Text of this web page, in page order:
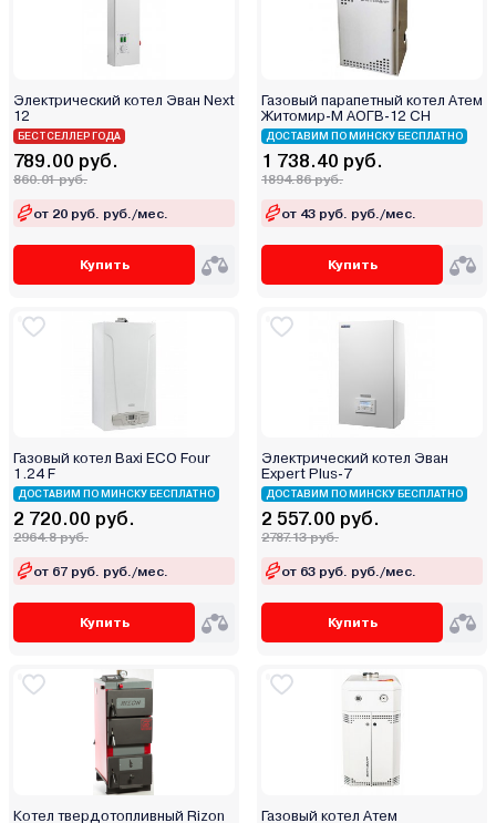
Электрический котел Эван Next
12
БЕСТСЕЛЛЕР ГОДА
789.00 руб.
860.01 руб.
от 20 руб. руб./мес.
Купить
Газовый парапетный котел Атем
Житомир-М АОГВ-12 СН
ДОСТАВИМ ПО МИНСКУ БЕСПЛАТНО
1 738.40 руб.
1894.86 руб.
от 43 руб. руб./мес.
Купить
Газовый котел Baxi ECO Four
1.24 F
ДОСТАВИМ ПО МИНСКУ БЕСПЛАТНО
2 720.00 руб.
2964.8 руб.
от 67 руб. руб./мес.
Купить
Электрический котел Эван
Expert Plus-7
ДОСТАВИМ ПО МИНСКУ БЕСПЛАТНО
2 557.00 руб.
2787.13 руб.
от 63 руб. руб./мес.
Купить
Котел твердотопливный Rizon
Газовый котел Атем